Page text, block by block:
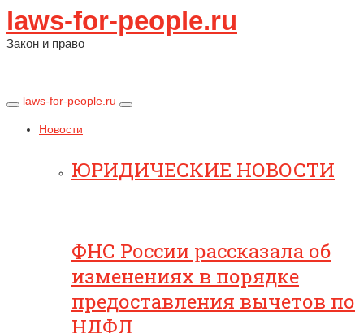
laws-for-people.ru
Закон и право
laws-for-people.ru
Новости
ЮРИДИЧЕСКИЕ НОВОСТИ
ФНС России рассказала об
изменениях в порядке
предоставления вычетов по
НДФЛ